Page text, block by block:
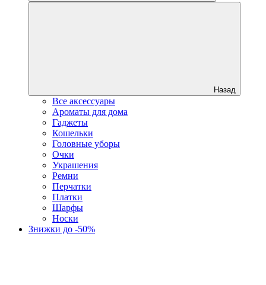
Назад
Все аксессуары
Ароматы для дома
Гаджеты
Кошельки
Головные уборы
Очки
Украшения
Ремни
Перчатки
Платки
Шарфы
Носки
Знижки до -50%